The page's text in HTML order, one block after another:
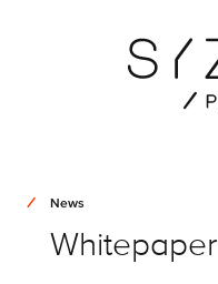
News
Whitepaper